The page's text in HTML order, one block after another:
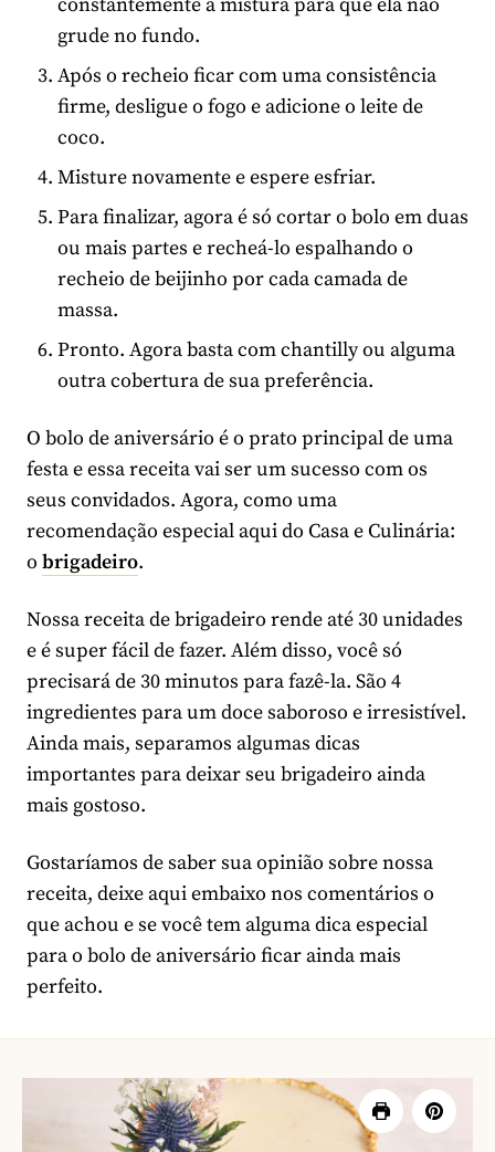
grude no fundo.
Após o recheio ficar com uma consistência
firme, desligue o fogo e adicione o leite de
coco.
Misture novamente e espere esfriar.
Para finalizar, agora é só cortar o bolo em duas
ou mais partes e recheá-lo espalhando o
recheio de beijinho por cada camada de
massa.
Pronto. Agora basta com chantilly ou alguma
outra cobertura de sua preferência.
O bolo de aniversário é o prato principal de uma
festa e essa receita vai ser um sucesso com os
seus convidados. Agora, como uma
recomendação especial aqui do Casa e Culinária:
o brigadeiro.
Nossa receita de brigadeiro rende até 30 unidades
e é super fácil de fazer. Além disso, você só
precisará de 30 minutos para fazê-la. São 4
ingredientes para um doce saboroso e irresistível.
Ainda mais, separamos algumas dicas
importantes para deixar seu brigadeiro ainda
mais gostoso.
Gostaríamos de saber sua opinião sobre nossa
receita, deixe aqui embaixo nos comentários o
que achou e se você tem alguma dica especial
para o bolo de aniversário ficar ainda mais
perfeito.